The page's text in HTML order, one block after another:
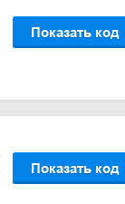
Показать код
Показать код